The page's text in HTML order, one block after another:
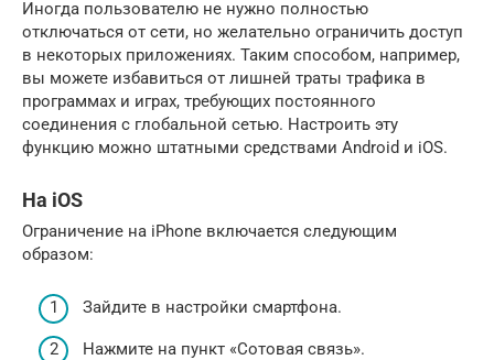
Иногда пользователю не нужно полностью
отключаться от сети, но желательно ограничить доступ
в некоторых приложениях. Таким способом, например,
вы можете избавиться от лишней траты трафика в
программах и играх, требующих постоянного
соединения с глобальной сетью. Настроить эту
функцию можно штатными средствами Android и iOS.
На iOS
Ограничение на iPhone включается следующим
образом:
Зайдите в настройки смартфона.
Нажмите на пункт «Сотовая связь».